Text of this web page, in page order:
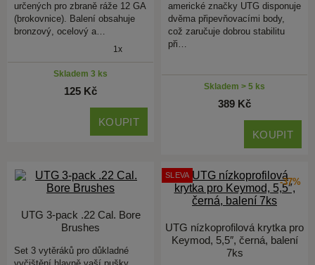
určených pro zbraně ráže 12 GA
(brokovnice). Balení obsahuje
bronzový, ocelový a…
1x
Skladem 3 ks
125 Kč
KOUPIT
americké značky UTG disponuje
dvěma připevňovacími body,
což zaručuje dobrou stabilitu
při…
Skladem > 5 ks
389 Kč
KOUPIT
UTG 3-pack .22 Cal. Bore
Brushes
Set 3 vytěráků pro důkladné
-37%
SLEVA
UTG nízkoprofilová krytka pro
Keymod, 5,5″, černá, balení
7ks